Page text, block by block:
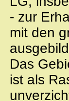
- zur
mit den
Das
ist als